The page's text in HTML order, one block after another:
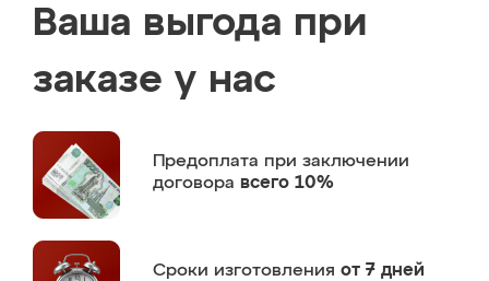
Ваша выгода при
заказе у нас
Предоплата при заключении
договора всего 10%
Сроки изготовления от 7 дней